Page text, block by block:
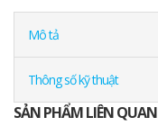
Mô tả
Thông số kỹ thuật
SẢN PHẨM LIÊN QUAN